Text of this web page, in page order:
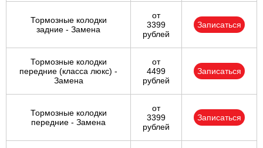
Тормозные колодки
задние - Замена
от
3399
рублей
Записаться
Тормозные колодки
передние (класса люкс) -
Замена
от
4499
рублей
Записаться
Тормозные колодки
передние - Замена
от
3399
рублей
Записаться